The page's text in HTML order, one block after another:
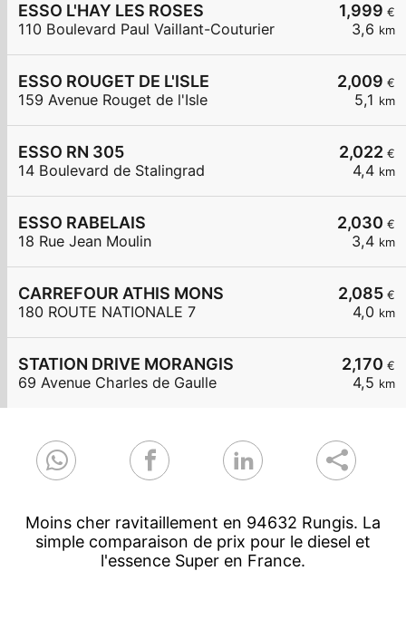
1,999 €
3,6 km
ESSO L'HAY LES ROSES
110 Boulevard Paul Vaillant-Couturier
2,009 €
5,1 km
ESSO ROUGET DE L'ISLE
159 Avenue Rouget de l'Isle
2,022 €
4,4 km
ESSO RN 305
14 Boulevard de Stalingrad
2,030 €
3,4 km
ESSO RABELAIS
18 Rue Jean Moulin
2,085 €
4,0 km
CARREFOUR ATHIS MONS
180 ROUTE NATIONALE 7
2,170 €
4,5 km
STATION DRIVE MORANGIS
69 Avenue Charles de Gaulle
Moins cher ravitaillement en 94632 Rungis. La
simple comparaison de prix pour le diesel et
l'essence Super en France.